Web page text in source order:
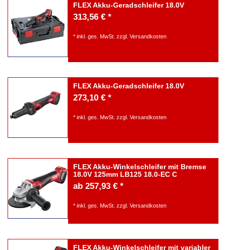
FLEX Akku-Geradschleifer 18.0V
313,56 € *
* inkl. ges. MwSt. zzgl. Versandkosten
FLEX Akku-Geradschleifer 18.0V
273,10 € *
* inkl. ges. MwSt. zzgl. Versandkosten
FLEX Akku-Winkelschleifer mit Bremse
18.0V 125mm LB125 18.0-EC C
ab 257,93 € *
* inkl. ges. MwSt. zzgl. Versandkosten
FLEX Akku-Winkelschleifer mit variabler